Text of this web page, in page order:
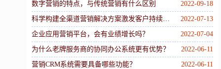
2022-09-18
数字营销的特点，与传统营销有什么区别
2022-07-13
科学构建全渠道营销解决方案激发客户持续互动
2022-07-04
企业应用营销平台，会有业绩增长吗？
2022-06-11
为什么老牌服务商的协同办公系统更有优势？
2022-06-11
营销CRM系统需要具备哪些功能？